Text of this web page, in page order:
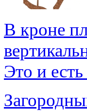
В кроне
Это и есть